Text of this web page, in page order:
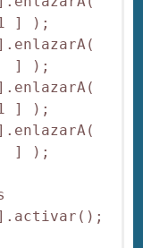
] );
] );
] );
] );